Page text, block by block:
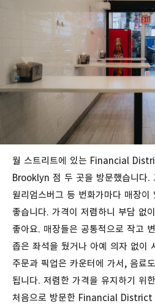
월 스트리트에 있는 Financial
Brooklyn 점 두 곳을 방문했습니다.
윌리엄스버그 등 번화가마다 매장이
좋습니다. 가격이 저렴하니 부담 없이
좋아요. 매장들은 공통적으로 작고
좁은 좌석을 뒀거나 아예 의자 없이
주문과 픽업은 카운터에 가서, 음료도
됩니다. 저렴한 가격을 유지하기 위한
처음으로 방문한 Financial District